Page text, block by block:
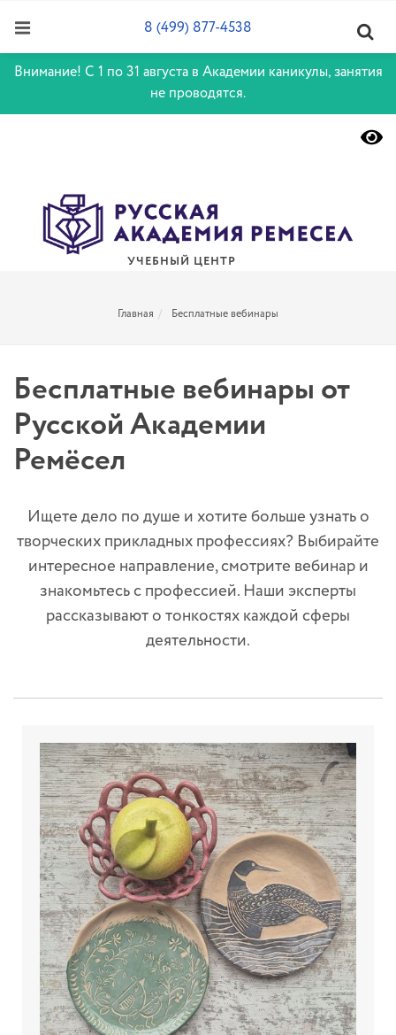
Внимание! С 1 по 31 августа в Академии каникулы, занятия
не проводятся.
УЧЕБНЫЙ ЦЕНТР
8 (499) 877-4538
Главная Бесплатные вебинары
Бесплатные вебинары от
Русской Академии
Ремёсел
Ищете дело по душе и хотите больше узнать о
творческих прикладных профессиях? Выбирайте
интересное направление, смотрите вебинар и
знакомьтесь с профессией. Наши эксперты
рассказывают о тонкостях каждой сферы
деятельности.